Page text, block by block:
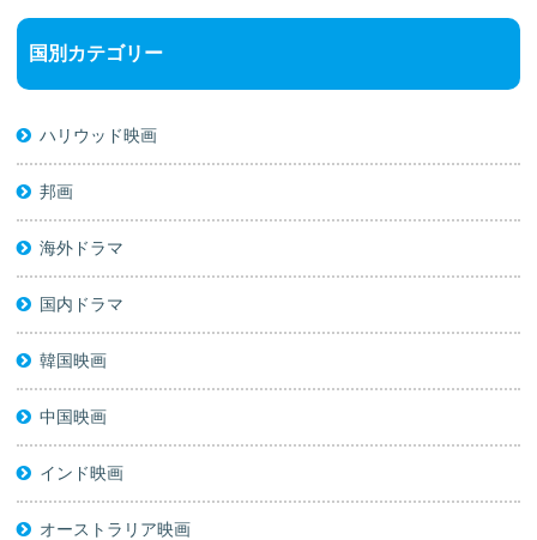
国別カテゴリー
ハリウッド映画
邦画
海外ドラマ
国内ドラマ
韓国映画
中国映画
インド映画
オーストラリア映画